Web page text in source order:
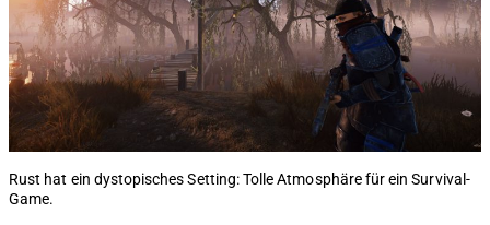
Rust hat ein dystopisches Setting: Tolle Atmosphäre für ein Survival-
Game.